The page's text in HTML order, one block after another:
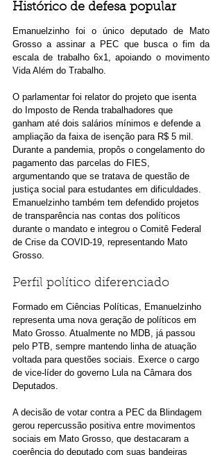
Histórico de defesa popular
Emanuelzinho foi o único deputado de Mato
Grosso a assinar a PEC que busca o fim da
escala de trabalho 6x1, apoiando o movimento
Vida Além do Trabalho.
O parlamentar foi relator do projeto que isenta
do Imposto de Renda trabalhadores que
ganham até dois salários mínimos e defende a
ampliação da faixa de isenção para R$ 5 mil.
Durante a pandemia, propôs o congelamento do
pagamento das parcelas do FIES,
argumentando que se tratava de questão de
justiça social para estudantes em dificuldades.
Emanuelzinho também tem defendido projetos
de transparência nas contas dos políticos
durante o mandato e integrou o Comitê Federal
de Crise da COVID-19, representando Mato
Grosso.
Perfil político diferenciado
Formado em Ciências Políticas, Emanuelzinho
representa uma nova geração de políticos em
Mato Grosso. Atualmente no MDB, já passou
pelo PTB, sempre mantendo linha de atuação
voltada para questões sociais. Exerce o cargo
de vice-líder do governo Lula na Câmara dos
Deputados.
A decisão de votar contra a PEC da Blindagem
gerou repercussão positiva entre movimentos
sociais em Mato Grosso, que destacaram a
coerência do deputado com suas bandeiras